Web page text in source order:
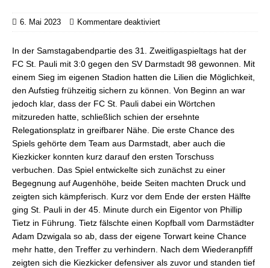
6. Mai 2023 Kommentare deaktiviert
In der Samstagabendpartie des 31. Zweitligaspieltags hat der
FC St. Pauli mit 3:0 gegen den SV Darmstadt 98 gewonnen. Mit
einem Sieg im eigenen Stadion hatten die Lilien die Möglichkeit,
den Aufstieg frühzeitig sichern zu können. Von Beginn an war
jedoch klar, dass der FC St. Pauli dabei ein Wörtchen
mitzureden hatte, schließlich schien der ersehnte
Relegationsplatz in greifbarer Nähe. Die erste Chance des
Spiels gehörte dem Team aus Darmstadt, aber auch die
Kiezkicker konnten kurz darauf den ersten Torschuss
verbuchen. Das Spiel entwickelte sich zunächst zu einer
Begegnung auf Augenhöhe, beide Seiten machten Druck und
zeigten sich kämpferisch. Kurz vor dem Ende der ersten Hälfte
ging St. Pauli in der 45. Minute durch ein Eigentor von Phillip
Tietz in Führung. Tietz fälschte einen Kopfball vom Darmstädter
Adam Dzwigala so ab, dass der eigene Torwart keine Chance
mehr hatte, den Treffer zu verhindern. Nach dem Wiederanpfiff
zeigten sich die Kiezkicker defensiver als zuvor und standen tief